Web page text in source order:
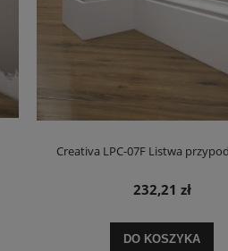
KOMPLET 86,1 M2 Glazura biała śnieżna
Creativa LPC-07F Listwa
232,21 zł
DO KOSZYKA